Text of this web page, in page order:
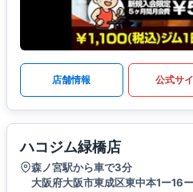
店舗情報 公式サ
ハコジム緑橋店
森ノ宮駅から車で3分
大阪府大阪市東成区東中本1ー16